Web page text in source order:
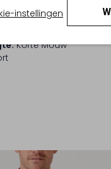
instellingen
Katoen
Regular Fit
Korte Mouw